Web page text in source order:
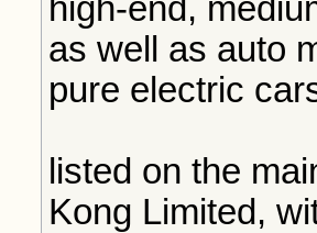
high-end,
as well as auto
pure electric
listed on the
Kong Limited,